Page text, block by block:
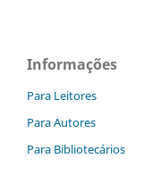
Informações
Para Leitores
Para Autores
Para Bibliotecários